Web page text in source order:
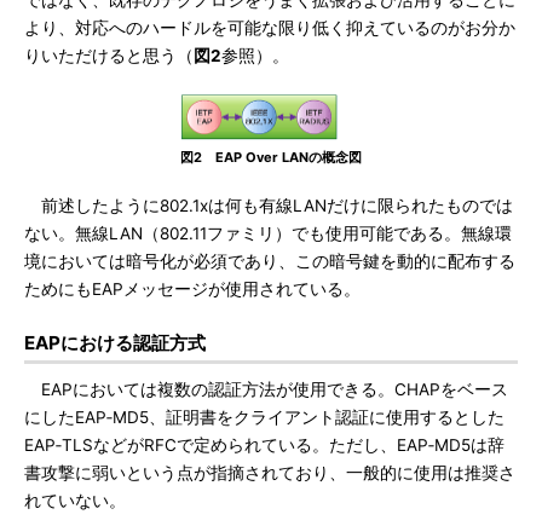
より、対応へのハードルを可能な限り低く抑えているのがお分か
りいただけると思う（ 図2参照）。
図2 EAP Over LANの概念図
前述したように802.1xは何も有線LANだけに限られたものでは
ない。無線LAN（802.11ファミリ）でも使用可能である。無線環
境においては暗号化が必須であり、この暗号鍵を動的に配布する
ためにもEAPメッセージが使用されている。
EAPにおける認証方式
EAPにおいては複数の認証方法が使用できる。CHAPをベース
にしたEAP‐MD5、証明書をクライアント認証に使用するとした
EAP‐TLSなどがRFCで定められている。ただし、EAP‐MD5は辞
書攻撃に弱いという点が指摘されており、一般的に使用は推奨さ
れていない。